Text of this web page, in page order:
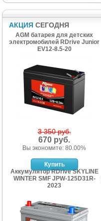
АКЦИЯ СЕГОДНЯ
AGM батарея для детских
электромобилей RDrive Junior
EV12-8.5-20
3 350 руб.
670 руб.
Вы экономите: 80.00%
Аккумулятор RDrive SKYLINE
WINTER SMF JPW-125D31R-
2023